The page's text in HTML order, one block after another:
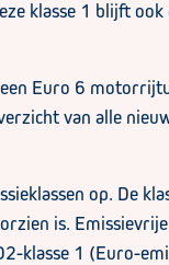
klasse 1 blijft
Euro 6
van alle
op. De
is.
klasse 1 (Euro-